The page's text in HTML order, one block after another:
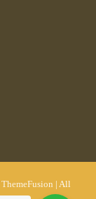
ThemeFusion | All